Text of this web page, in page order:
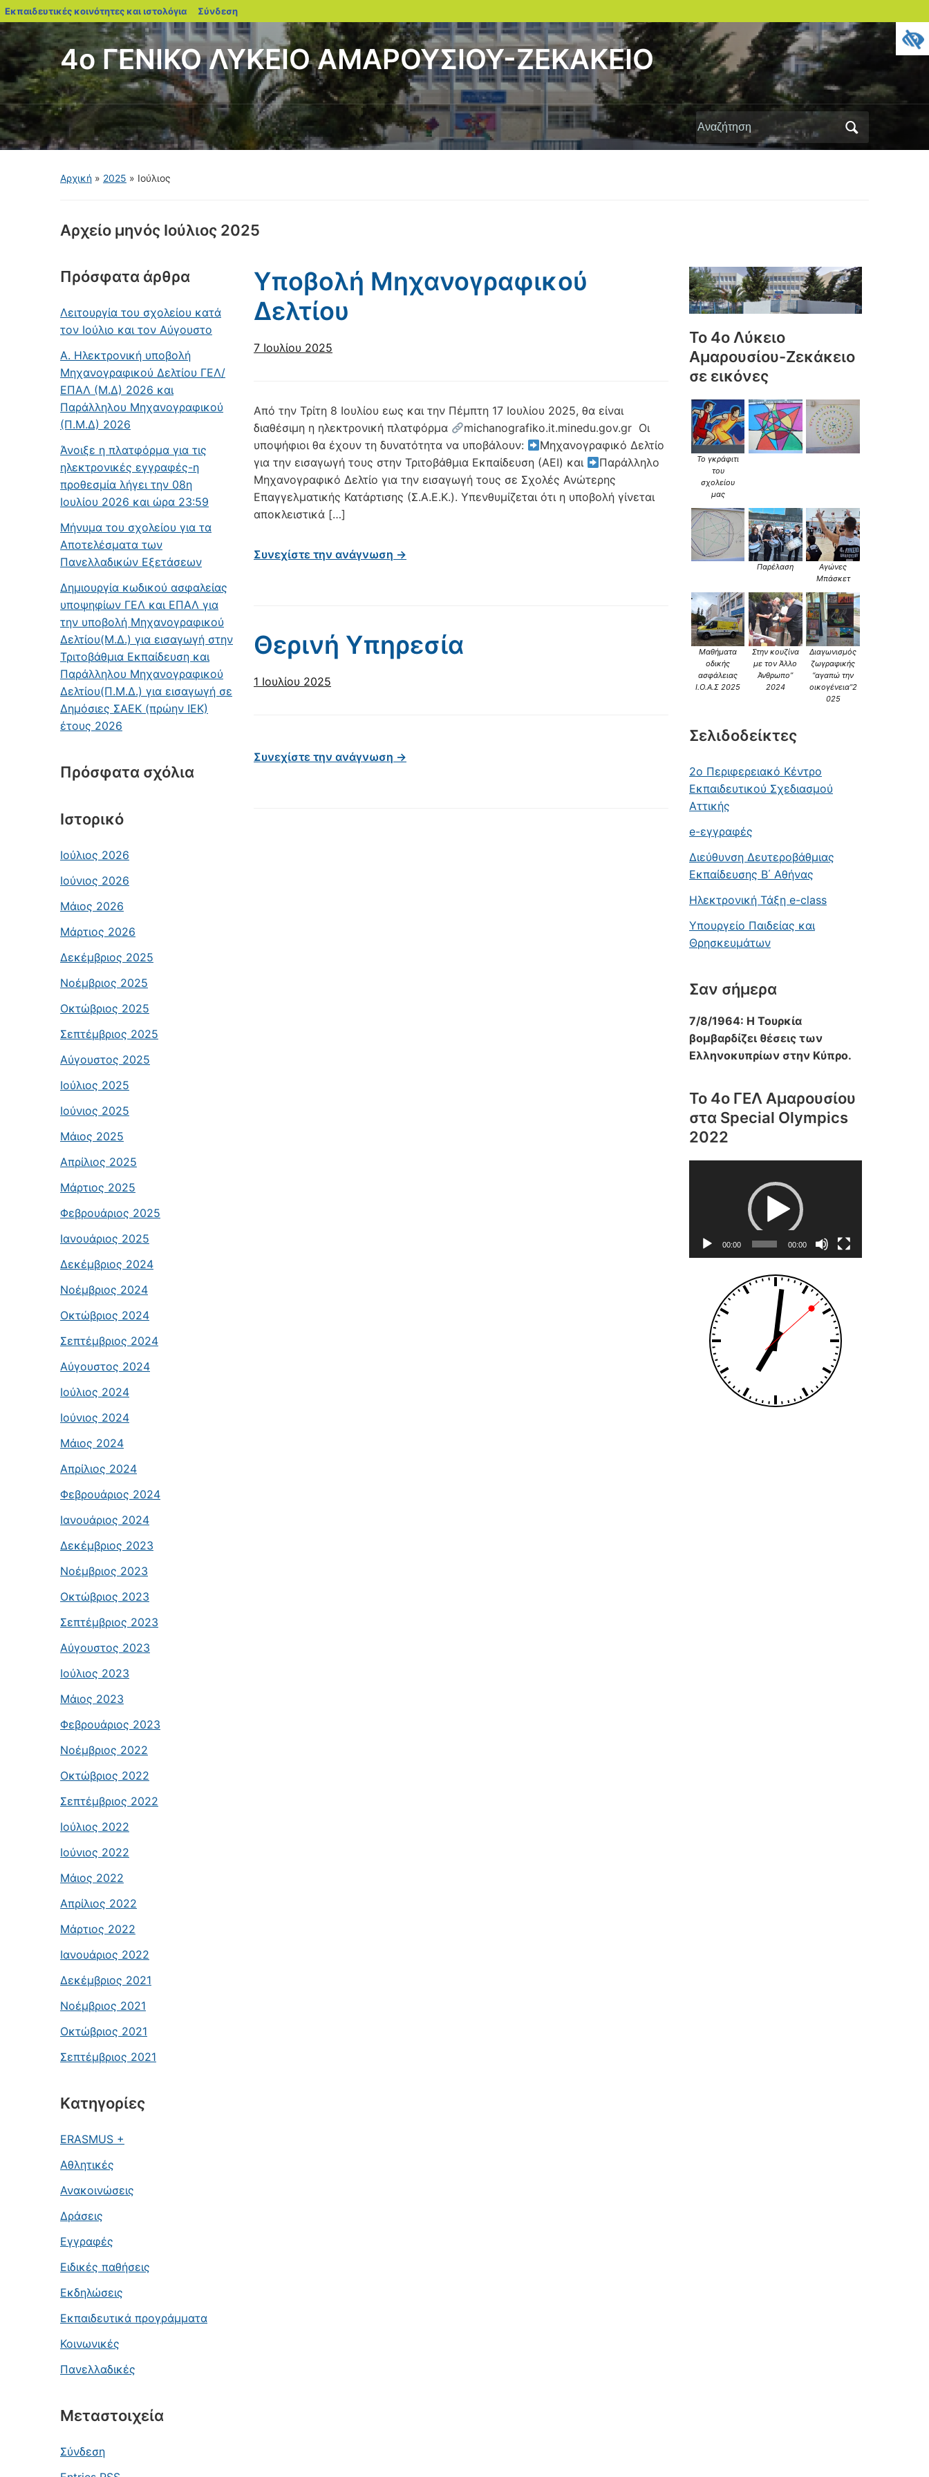
Εκπαιδευτικές κοινότητες και ιστολόγια blogs.sch.gr
Σύνδεση
4ο ΓΕΝΙΚΟ ΛΥΚΕΙΟ ΑΜΑΡΟΥΣΙΟΥ-ΖΕΚΑΚΕΙΟ
Αναζήτηση
για:
Αρχική » 2025 » Ιούλιος
Αρχείο μηνός Ιούλιος 2025
Πρόσφατα άρθρα
Λειτουργία του σχολείου κατά
τον Ιούλιο και τον Αύγουστο
Α. Ηλεκτρονική υποβολή
Μηχανογραφικού Δελτίου ΓΕΛ/
ΕΠΑΛ (Μ.Δ) 2026 και
Παράλληλου Μηχανογραφικού
(Π.Μ.Δ) 2026
Άνοιξε η πλατφόρμα για τις
ηλεκτρονικές εγγραφές-η
προθεσμία λήγει την 08η
Ιουλίου 2026 και ώρα 23:59
Μήνυμα του σχολείου για τα
Αποτελέσματα των
Πανελλαδικών Εξετάσεων
Δημιουργία κωδικού ασφαλείας
υποψηφίων ΓΕΛ και ΕΠΑΛ για
την υποβολή Μηχανογραφικού
Δελτίου(Μ.Δ.) για εισαγωγή στην
Τριτοβάθμια Εκπαίδευση και
Παράλληλου Μηχανογραφικού
Δελτίου(Π.Μ.Δ.) για εισαγωγή σε
Δημόσιες ΣΑΕΚ (πρώην ΙΕΚ)
έτους 2026
Πρόσφατα σχόλια
Ιστορικό
Ιούλιος 2026
Ιούνιος 2026
Μάιος 2026
Μάρτιος 2026
Δεκέμβριος 2025
Νοέμβριος 2025
Οκτώβριος 2025
Σεπτέμβριος 2025
Αύγουστος 2025
Ιούλιος 2025
Ιούνιος 2025
Μάιος 2025
Απρίλιος 2025
Μάρτιος 2025
Φεβρουάριος 2025
Ιανουάριος 2025
Δεκέμβριος 2024
Νοέμβριος 2024
Οκτώβριος 2024
Σεπτέμβριος 2024
Αύγουστος 2024
Ιούλιος 2024
Ιούνιος 2024
Μάιος 2024
Απρίλιος 2024
Φεβρουάριος 2024
Ιανουάριος 2024
Δεκέμβριος 2023
Νοέμβριος 2023
Οκτώβριος 2023
Σεπτέμβριος 2023
Αύγουστος 2023
Ιούλιος 2023
Μάιος 2023
Φεβρουάριος 2023
Νοέμβριος 2022
Οκτώβριος 2022
Σεπτέμβριος 2022
Ιούλιος 2022
Ιούνιος 2022
Μάιος 2022
Απρίλιος 2022
Μάρτιος 2022
Ιανουάριος 2022
Δεκέμβριος 2021
Νοέμβριος 2021
Οκτώβριος 2021
Σεπτέμβριος 2021
Kατηγορίες
ERASMUS +
Αθλητικές
Ανακοινώσεις
Δράσεις
Εγγραφές
Ειδικές παθήσεις
Εκδηλώσεις
Εκπαιδευτικά προγράμματα
Κοινωνικές
Πανελλαδικές
Μεταστοιχεία
Σύνδεση
Υποβολή Μηχανογραφικού
Δελτίου
7 Ιουλίου 2025
Από την Τρίτη 8 Ιουλίου εως και την Πέμπτη 17 Ιουλίου 2025, θα είναι
διαθέσιμη η ηλεκτρονική πλατφόρμα
michanografiko.it.minedu.gov.gr Οι
υποψήφιοι θα έχουν τη δυνατότητα να υποβάλουν:
Μηχανογραφικό Δελτίο
για την εισαγωγή τους στην Τριτοβάθμια Εκπαίδευση (ΑΕΙ) και
Παράλληλο
Μηχανογραφικό Δελτίο για την εισαγωγή τους σε Σχολές Ανώτερης
Επαγγελματικής Κατάρτισης (Σ.Α.Ε.Κ.). Υπενθυμίζεται ότι η υποβολή γίνεται
αποκλειστικά […]
Συνεχίστε την ανάγνωση →
Θερινή Υπηρεσία
1 Ιουλίου 2025
Συνεχίστε την ανάγνωση →
Το 4ο Λύκειο
Αμαρουσίου-Ζεκάκειο
σε εικόνες
Το γκράφιτι
του
σχολείου
μας
Παρέλαση
Αγώνες
Μπάσκετ
Μαθήματα
οδικής
ασφάλειας
Ι.Ο.Α.Σ 2025
Στην κουζίνα
με τον Άλλο
Άνθρωπο”
2024
Διαγωνισμός
ζωγραφικής
“αγαπώ την
οικογένεια”2
025
Σελιδοδείκτες
2ο Περιφερειακό Κέντρο
Εκπαιδευτικού Σχεδιασμού
Αττικής
e-εγγραφές
Διεύθυνση Δευτεροβάθμιας
Εκπαίδευσης Β΄ Αθήνας
Ηλεκτρονική Τάξη e-class
Υπουργείο Παιδείας και
Θρησκευμάτων
Σαν σήμερα
7/8/1964: Η Τουρκία
βομβαρδίζει θέσεις των
Ελληνοκυπρίων στην Κύπρο.
Το 4ο ΓΕΛ Αμαρουσίου
στα Special Olympics
2022
Αναπαραγωγής
00:00 00:00